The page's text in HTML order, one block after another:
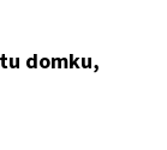
domku,